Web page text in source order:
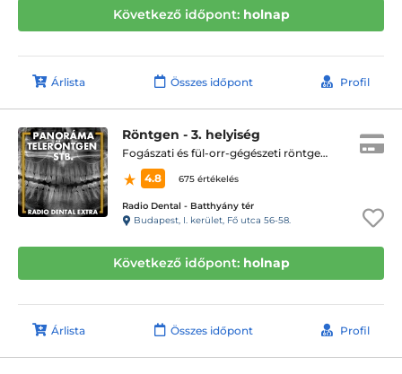
Következő időpont: holnap
Árlista Összes időpont Profil
Röntgen - 3. helyiség
Fogászati és fül-orr-gégészeti röntgen, cbct készítése
4.8
675 értékelés
Radio Dental - Batthyány tér
Budapest, I. kerület, Fő utca 56-58.
Következő időpont: holnap
Árlista Összes időpont Profil